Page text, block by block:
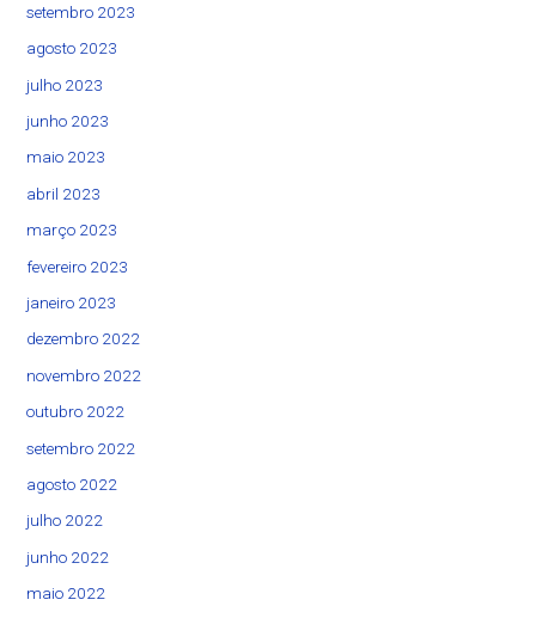
setembro 2023
agosto 2023
julho 2023
junho 2023
maio 2023
abril 2023
março 2023
fevereiro 2023
janeiro 2023
dezembro 2022
novembro 2022
outubro 2022
setembro 2022
agosto 2022
julho 2022
junho 2022
maio 2022